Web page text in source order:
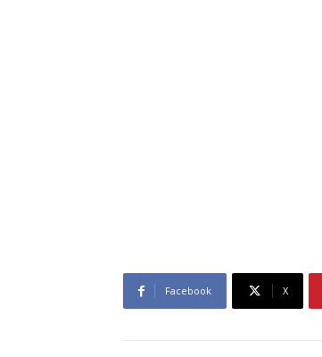
Facebook X